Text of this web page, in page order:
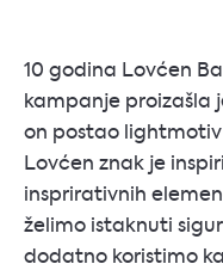
10 godina Lovćen
kampanje proizašla
on postao
Lovćen znak je
insprirativnih
želimo istaknuti
dodatno koristimo